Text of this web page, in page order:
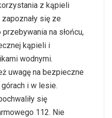
z kąpieli
się ze
przebywania na słońcu,
kąpieli i
wodnymi.
uwagę na bezpieczne
i w lesie.
się
112. Nie